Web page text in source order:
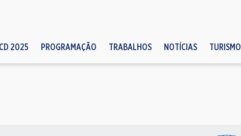
2025 PROGRAMAÇÃO TRABALHOS NOTÍCIAS TURISMO